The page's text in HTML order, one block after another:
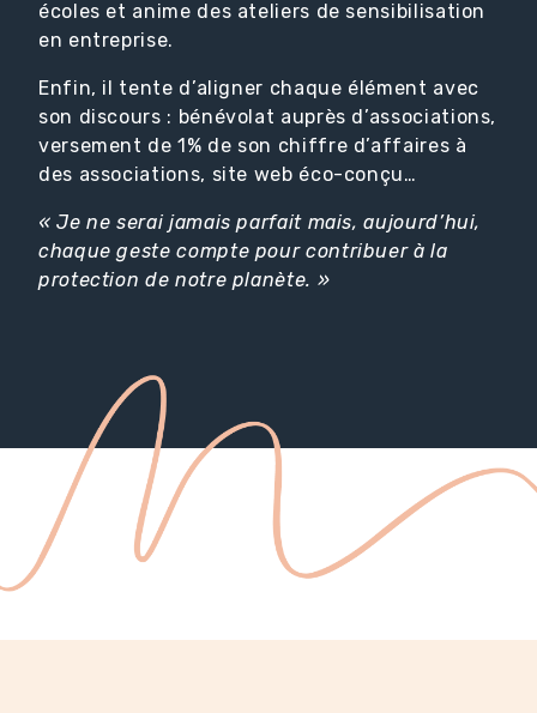
écoles et anime des ateliers de sensibilisation
en entreprise.
Enfin, il tente d’aligner chaque élément avec
son discours : bénévolat auprès d’associations,
versement de 1% de son chiffre d’affaires à
des associations, site web éco-conçu…
« Je ne serai jamais parfait mais, aujourd’hui,
chaque geste compte pour contribuer à la
protection de notre planète. »